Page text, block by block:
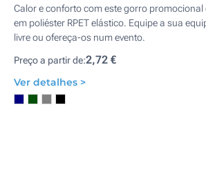
Calor e conforto com este gorro
em poliéster RPET elástico. Equipe a sua
livre ou ofereça-os num evento.
Preço a partir de:2,72 €
Ver detalhes >